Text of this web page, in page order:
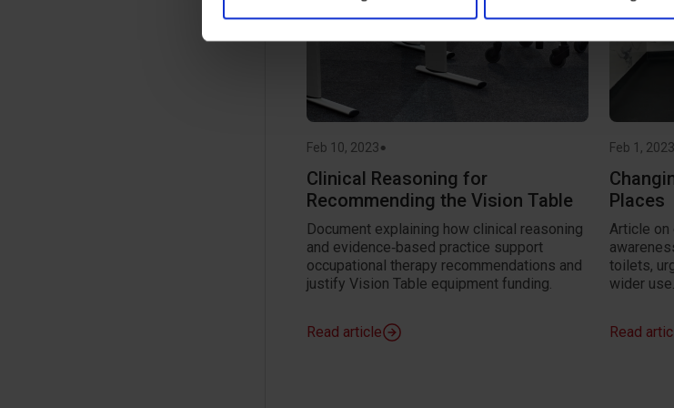
annonceringspartnere og analysepartnere. Vores partnere kan
dem, eller som de har indsamlet fra din brug af deres tjenester.
Feb 10, 2023•
Clinical Reasoning for
Recommending the Vision Table
Document explaining how clinical reasoning
and evidence‑based practice support
occupational therapy recommendations and
justify Vision Table equipment funding.
Read article
Feb 1, 2023
Places
Article on
toilets,
wider use.
Read